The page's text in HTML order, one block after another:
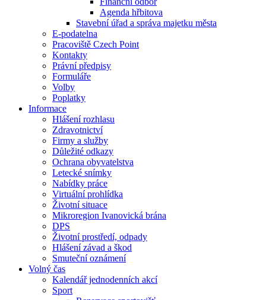
Agenda hřbitova
Stavební úřad a správa majetku města
E-podatelna
Pracoviště Czech Point
Kontakty
Právní předpisy
Formuláře
Volby
Poplatky
Informace
Hlášení rozhlasu
Zdravotnictví
Firmy a služby
Důležité odkazy
Ochrana obyvatelstva
Letecké snímky
Nabídky práce
Virtuální prohlídka
Životní situace
Mikroregion Ivanovická brána
DPS
Životní prostředí, odpady
Hlášení závad a škod
Smuteční oznámení
Volný čas
Kalendář jednodenních akcí
Sport